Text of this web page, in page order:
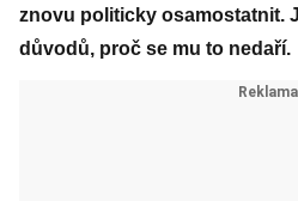
znovu politicky osamostatnit.
důvodů, proč se mu to nedaří.